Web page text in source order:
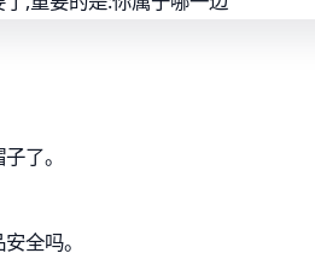
了。
全吗。